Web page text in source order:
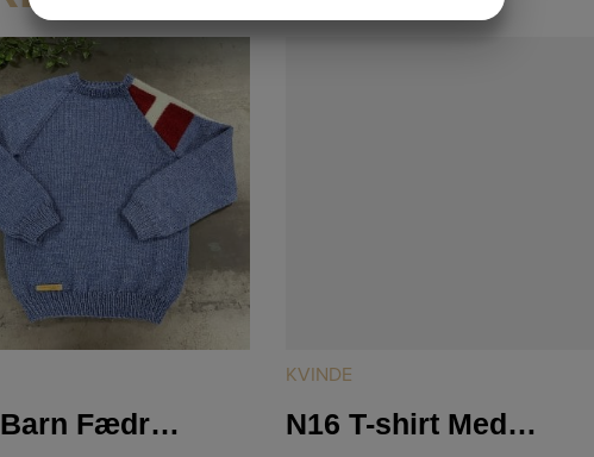
K09 Barn Fædreland
KVINDE
N16 T-shirt Med Striber
MARKETING